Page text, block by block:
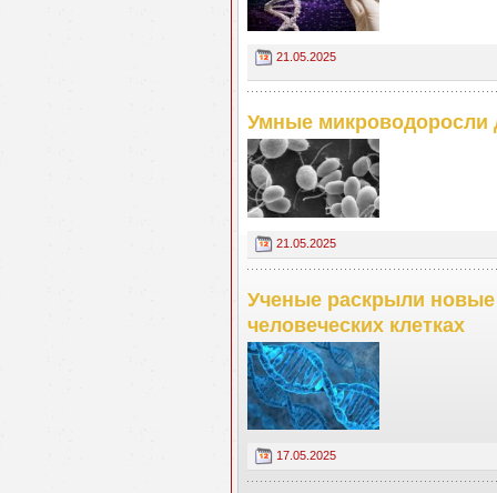
21.05.2025
Умные микроводоросли
21.05.2025
Ученые раскрыли
человеческих клетках
17.05.2025